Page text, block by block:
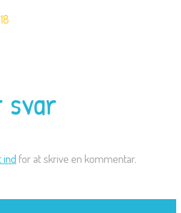
ind for at skrive en kommentar.